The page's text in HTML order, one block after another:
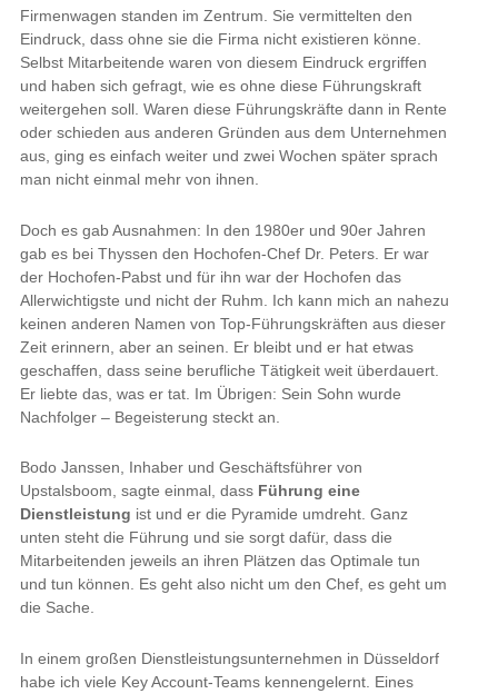
Firmenwagen standen im Zentrum. Sie vermittelten den
Eindruck, dass ohne sie die Firma nicht existieren könne.
Selbst Mitarbeitende waren von diesem Eindruck ergriffen
und haben sich gefragt, wie es ohne diese Führungskraft
weitergehen soll. Waren diese Führungskräfte dann in Rente
oder schieden aus anderen Gründen aus dem Unternehmen
aus, ging es einfach weiter und zwei Wochen später sprach
man nicht einmal mehr von ihnen.
Doch es gab Ausnahmen: In den 1980er und 90er Jahren
gab es bei Thyssen den Hochofen-Chef Dr. Peters. Er war
der Hochofen-Pabst und für ihn war der Hochofen das
Allerwichtigste und nicht der Ruhm. Ich kann mich an nahezu
keinen anderen Namen von Top-Führungskräften aus dieser
Zeit erinnern, aber an seinen. Er bleibt und er hat etwas
geschaffen, dass seine berufliche Tätigkeit weit überdauert.
Er liebte das, was er tat. Im Übrigen: Sein Sohn wurde
Nachfolger – Begeisterung steckt an.
Bodo Janssen, Inhaber und Geschäftsführer von
Upstalsboom, sagte einmal, dass Führung eine
Dienstleistung ist und er die Pyramide umdreht. Ganz
unten steht die Führung und sie sorgt dafür, dass die
Mitarbeitenden jeweils an ihren Plätzen das Optimale tun
und tun können. Es geht also nicht um den Chef, es geht um
die Sache.
In einem großen Dienstleistungsunternehmen in Düsseldorf
habe ich viele Key Account-Teams kennengelernt. Eines